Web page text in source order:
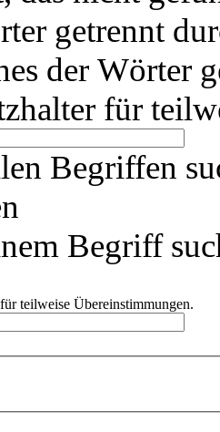
getrennt
der Wörter
für
Begriffen
Begriff
teilweise Übereinstimmungen.